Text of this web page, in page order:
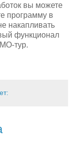
вы можете
программу в
накапливать
функционал
тур.